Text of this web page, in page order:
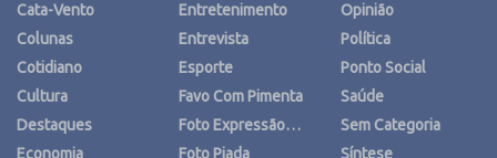
Cata-Vento
Colunas
Cotidiano
Cultura
Destaques
Economia
Entretenimento
Entrevista
Esporte
Favo Com Pimenta
Foto Expressão…
Foto Piada
Opinião
Política
Ponto Social
Saúde
Sem Categoria
Síntese